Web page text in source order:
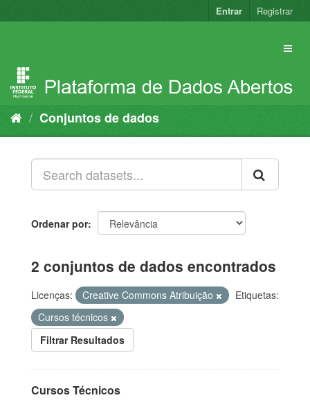
para
Entrar Registrar
Conjuntos de dados
Ordenar por
2 conjuntos de dados encontrados
Licenças: Creative Commons Atribuição
Etiquetas:
Cursos técnicos
Filtrar Resultados
Cursos Técnicos